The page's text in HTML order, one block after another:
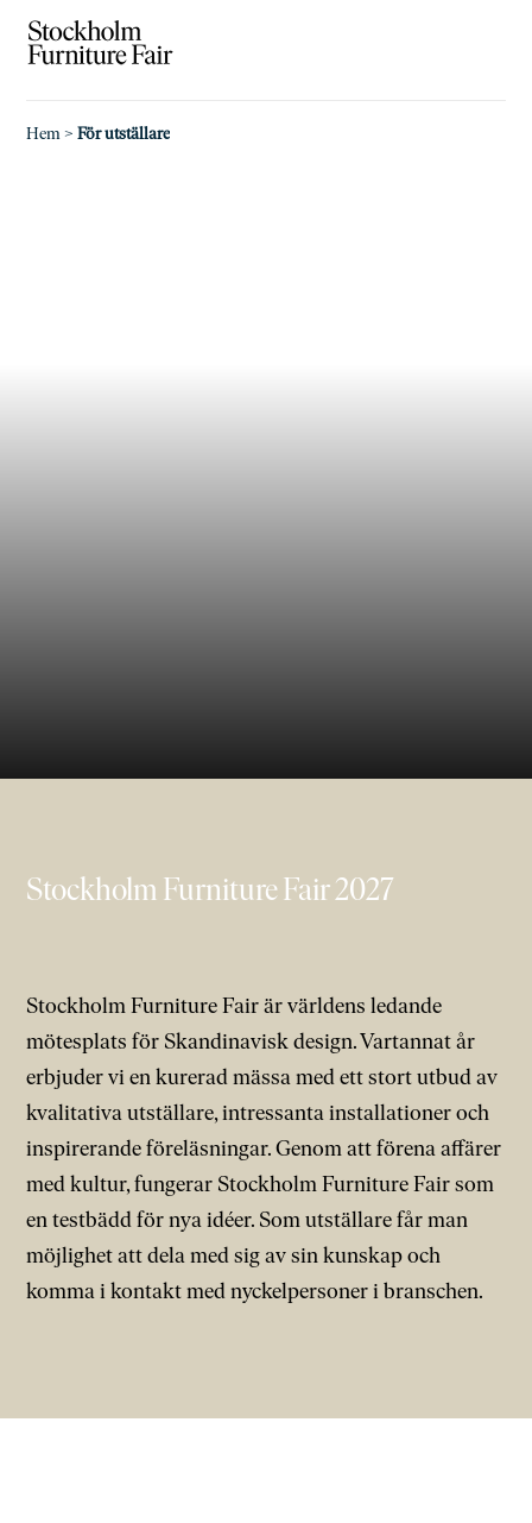
Hem >För utställare
Stockholm Furniture Fair 2027
Stockholm Furniture Fair är världens ledande
mötesplats för Skandinavisk design. Vartannat år
erbjuder vi en kurerad mässa med ett stort utbud av
kvalitativa utställare, intressanta installationer och
inspirerande föreläsningar. Genom att förena affärer
med kultur, fungerar Stockholm Furniture Fair som
en testbädd för nya idéer. Som utställare får man
möjlighet att dela med sig av sin kunskap och
komma i kontakt med nyckelpersoner i branschen.